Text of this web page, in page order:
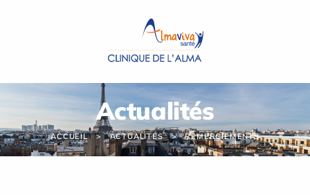
Actualités
ACCUEIL ACTUALITÉS REMERCIEMENTS